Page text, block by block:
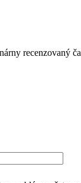
recenzovaný